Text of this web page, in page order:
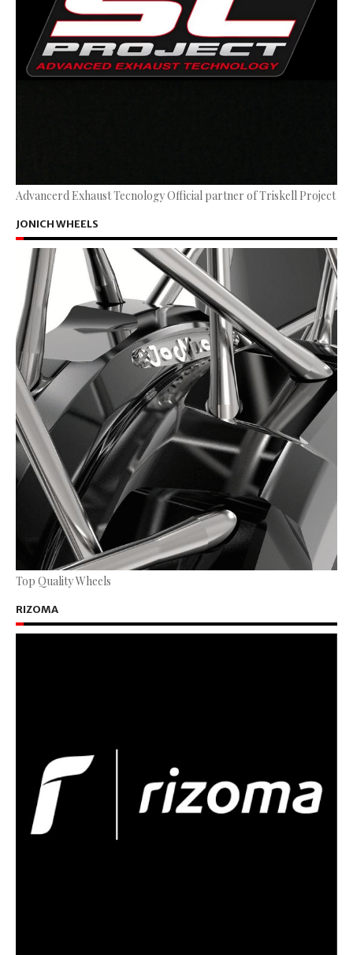
Advancerd Exhaust Tecnology Official partner of Triskell Project
JONICH WHEELS
Top Quality Wheels
RIZOMA